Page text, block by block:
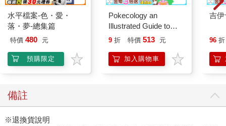
水平檔案-色・愛・
落・夢-總集篇
特價 480 元
預購限定
Pokecology an
Illustrated Guide to
Pokemon Ecology
Press)
9 折 特價 513 元
加入購物車
吉
96 折
備註
※退換貨說明